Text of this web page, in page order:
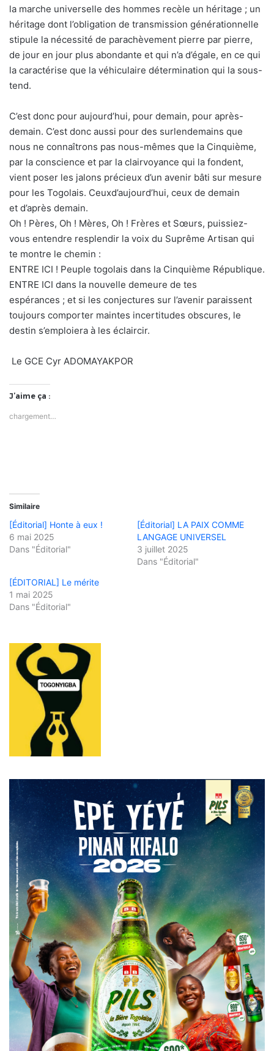
la marche universelle des hommes recèle un héritage ; un
héritage dont l’obligation de transmission générationnelle
stipule la nécessité de parachèvement pierre par pierre,
de jour en jour plus abondante et qui n’a d’égale, en ce qui
la caractérise que la véhiculaire détermination qui la sous-
tend.
C’est donc pour aujourd’hui, pour demain, pour après-
demain. C’est donc aussi pour des surlendemains que
nous ne connaîtrons pas nous-mêmes que la Cinquième,
par la conscience et par la clairvoyance qui la fondent,
vient poser les jalons précieux d’un avenir bâti sur mesure
pour les Togolais. Ceuxd’aujourd’hui, ceux de demain
et d’après demain.
Oh ! Pères, Oh ! Mères, Oh ! Frères et Sœurs, puissiez-
vous entendre resplendir la voix du Suprême Artisan qui
te montre le chemin :
ENTRE ICI ! Peuple togolais dans la Cinquième République.
ENTRE ICI dans la nouvelle demeure de tes
espérances ; et si les conjectures sur l’avenir paraissent
toujours comporter maintes incertitudes obscures, le
destin s’emploiera à les éclaircir.
Le GCE Cyr ADOMAYAKPOR
J’aime ça :
chargement…
Similaire
[Éditorial] Honte à eux !
6 mai 2025
Dans "Éditorial"
[Éditorial] LA PAIX COMME
LANGAGE UNIVERSEL
3 juillet 2025
Dans "Éditorial"
[ÉDITORIAL] Le mérite
1 mai 2025
Dans "Éditorial"